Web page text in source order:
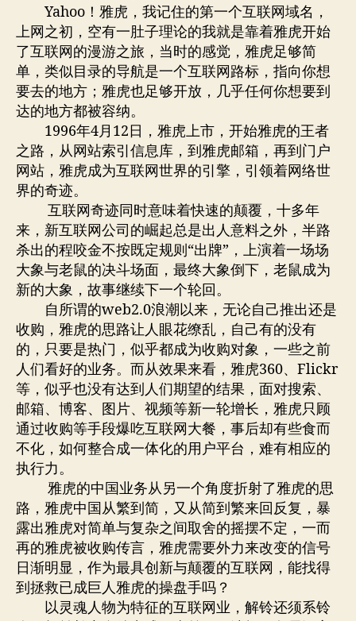
如
此
复
杂
Yahoo！雅虎，我记住的第一个互联网域名，
上网之初，空有一肚子理论的我就是靠着雅虎开始
了互联网的漫游之旅，当时的感觉，雅虎足够简
单，类似目录的导航是一个互联网路标，指向你想
要去的地方；雅虎也足够开放，几乎任何你想要到
达的地方都被容纳。
1996年4月12日，雅虎上市，开始雅虎的王者
之路，从网站索引信息库，到雅虎邮箱，再到门户
网站，雅虎成为互联网世界的引擎，引领着网络世
界的奇迹。
互联网奇迹同时意味着快速的颠覆，十多年
来，新互联网公司的崛起总是出人意料之外，半路
杀出的程咬金不按既定规则“出牌”，上演着一场场
大象与老鼠的决斗场面，最终大象倒下，老鼠成为
新的大象，故事继续下一个轮回。
自所谓的web2.0浪潮以来，无论自己推出还是
收购，雅虎的思路让人眼花缭乱，自己有的没有
的，只要是热门，似乎都成为收购对象，一些之前
人们看好的业务。而从效果来看，雅虎360、Flickr
等，似乎也没有达到人们期望的结果，面对搜索、
邮箱、博客、图片、视频等新一轮增长，雅虎只顾
通过收购等手段爆吃互联网大餐，事后却有些食而
不化，如何整合成一体化的用户平台，难有相应的
执行力。
雅虎的中国业务从另一个角度折射了雅虎的思
路，雅虎中国从繁到简，又从简到繁来回反复，暴
露出雅虎对简单与复杂之间取舍的摇摆不定，一而
再的雅虎被收购传言，雅虎需要外力来改变的信号
日渐明显，作为最具创新与颠覆的互联网，能找得
到拯救已成巨人雅虎的操盘手吗？
以灵魂人物为特征的互联网业，解铃还须系铃